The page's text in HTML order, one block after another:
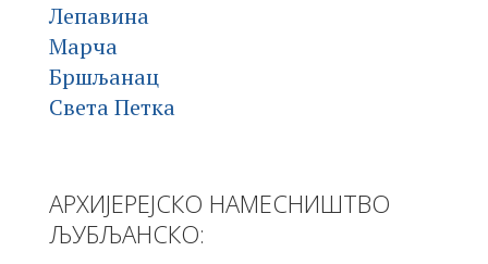
Лепавина
Марча
Бршљанац
Света Петка
АРХИЈЕРЕЈСКО НАМЕСНИШТВО
ЉУБЉАНСКО: